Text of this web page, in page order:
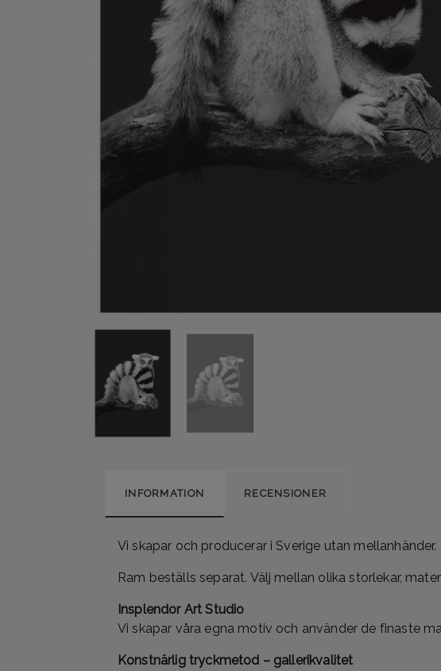
INFORMATION RECENSIONER
Vi skapar och producerar i Sverige utan mellanhänder.
Ram beställs separat. Välj mellan olika storlekar,
Insplendor Art Studio
Vi skapar våra egna motiv och använder de finaste
Konstnärligtryckmetod – gallerikvalitet